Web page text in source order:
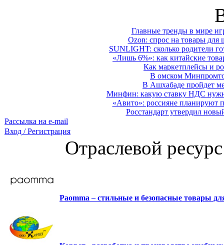
Главные тренды в мире
Ozon: спрос на товары для
SUNLIGHT: сколько родители
«Лишь 6%»: как китайские
Как маркетплейсы и
В омском
В Ашхабаде пройдет
Минфин: какую ставку НДС
«Авито»: россияне планируют
Росстандарт утвердил
Рассылка на e-mail
Вход / Регистрация
Отраслевой
Paomma – стильные и безопасные товары